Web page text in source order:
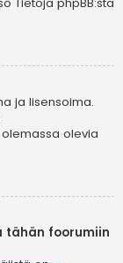
ja lisensoima.
olevia
tähän foorumiin